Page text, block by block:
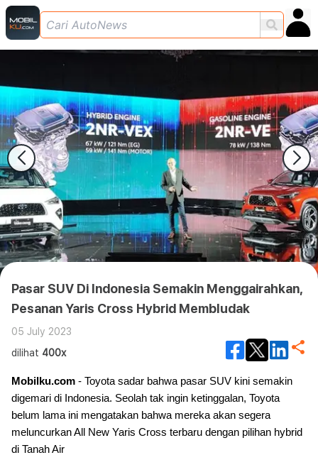
Pasar SUV Di Indonesia Semakin Menggairahkan,
Pesanan Yaris Cross Hybrid Membludak
05 July 2023
dilihat 400x
Mobilku.com - Toyota sadar bahwa pasar SUV kini semakin
digemari di Indonesia. Seolah tak ingin ketinggalan, Toyota
belum lama ini mengatakan bahwa mereka akan segera
meluncurkan All New Yaris Cross terbaru dengan pilihan hybrid
di Tanah Air